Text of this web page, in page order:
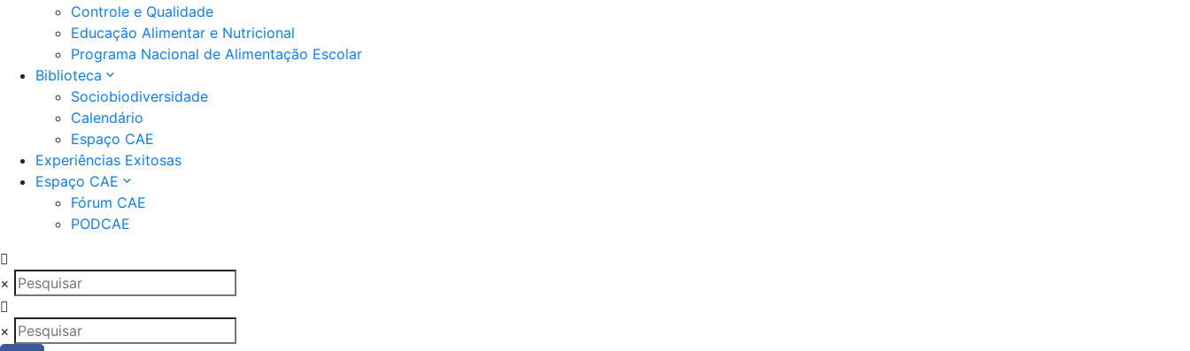
Controle e Qualidade
Educação Alimentar e Nutricional
Programa Nacional de Alimentação Escolar
Biblioteca
Sociobiodiversidade
Calendário
Espaço CAE
Experiências Exitosas
Espaço CAE
Fórum CAE
PODCAE
×
×